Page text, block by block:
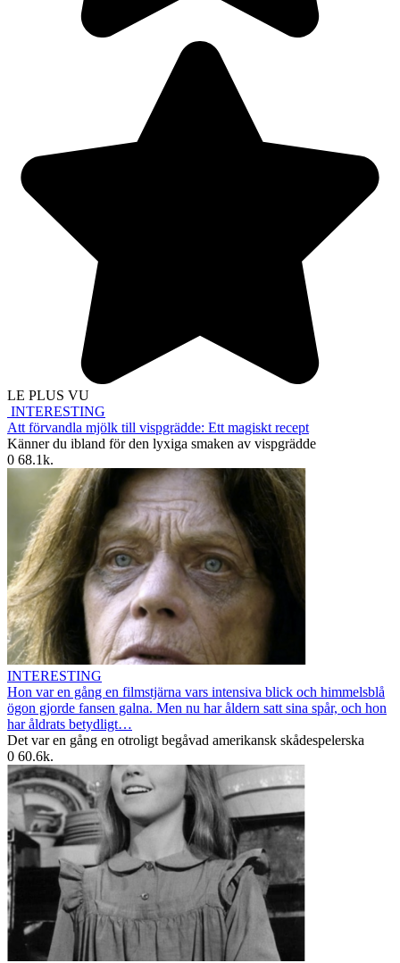
LE PLUS VU
INTERESTING
Att förvandla mjölk till vispgrädde: Ett magiskt recept
Känner du ibland för den lyxiga smaken av vispgrädde
0 68.1k.
INTERESTING
Hon var en gång en filmstjärna vars intensiva blick och himmelsblå
ögon gjorde fansen galna. Men nu har åldern satt sina spår, och hon
har åldrats betydligt…
Det var en gång en otroligt begåvad amerikansk skådespelerska
0 60.6k.